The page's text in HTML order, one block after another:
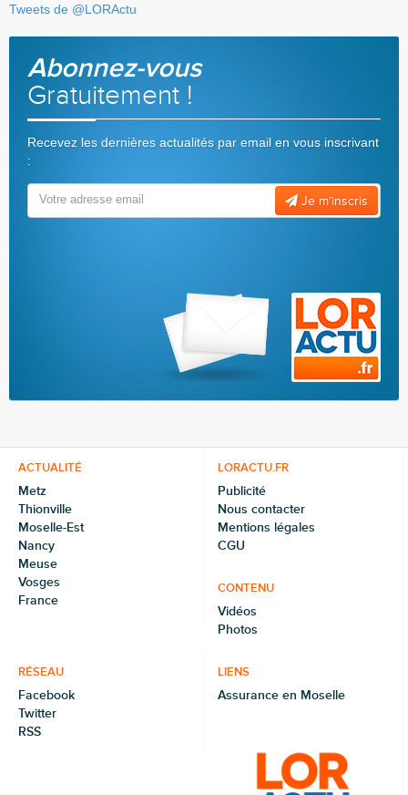
Tweets de @LORActu
Abonnez-vous
Gratuitement !
Recevez les dernières actualités par email en vous inscrivant
:
Je m’inscris
ACTUALITÉ
Metz
Thionville
Moselle-Est
Nancy
Meuse
Vosges
France
LORACTU.FR
Publicité
Nous contacter
Mentions légales
CGU
CONTENU
Vidéos
Photos
RÉSEAU
Facebook
Twitter
RSS
LIENS
Assurance en Moselle